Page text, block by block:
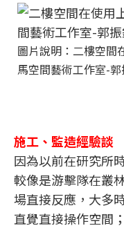
圖片說明：二樓空間
馬空間藝術工作室-
施工、監造經驗談
因為以前在研究所
較像是游擊隊在叢
場直接反應，大多
直覺直接操作空間